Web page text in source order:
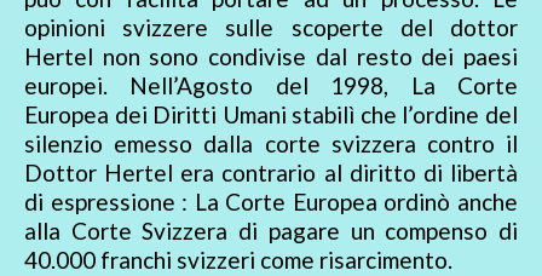
opinioni svizzere sulle scoperte del dottor
Hertel non sono condivise dal resto dei paesi
europei. Nell’Agosto del 1998, La Corte
Europea dei Diritti Umani stabilì che l’ordine del
silenzio emesso dalla corte svizzera contro il
Dottor Hertel era contrario al diritto di libertà
di espressione : La Corte Europea ordinò anche
alla Corte Svizzera di pagare un compenso di
40.000 franchi svizzeri come risarcimento.